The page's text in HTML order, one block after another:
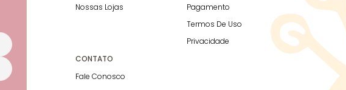
Nossas Lojas
Pagamento
Termos De Uso
Privacidade
CONTATO
Fale Conosco